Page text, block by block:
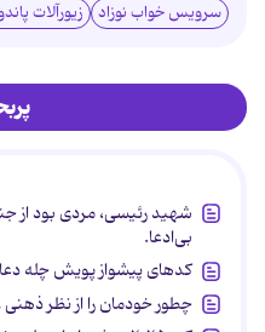
سرویس خواب نوزاد زیورآلات
شهید رئیسی، مردی بود از
بی‌ادعا.
کدهای پیشواز پویش چله
چطور خودمان را از نظر ذهنی ۳۸ برابر قوی‌تر کنیم؟